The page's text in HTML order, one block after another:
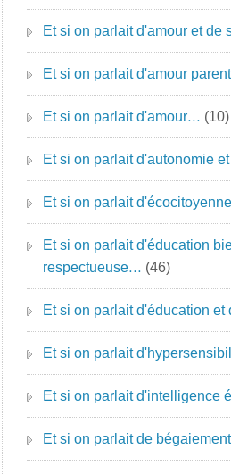
Et si on parlait d'amour et de
Et si on parlait d'amour
Et si on parlait d'amour… (10)
Et si on parlait d'autonomie
Et si on parlait
Et si on parlait d'éducation
respectueuse… (46)
Et si on parlait d'éducation
Et si on parlait
Et si on parlait d'intelligence
Et si on parlait de